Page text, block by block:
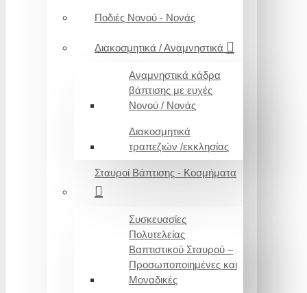
Ποδιές Νονού - Νονάς
Διακοσμητικά / Αναμνηστικά
Αναμνηστικά κάδρα
βάπτισης με ευχές
Νονού / Νονάς
Διακοσμητικά
τραπεζιών /εκκλησίας
Σταυροί Βάπτισης - Κοσμήματα
Συσκευασίες
Πολυτελείας
Βαπτιστικού Σταυρού –
Προσωποποιημένες και
Μοναδικές